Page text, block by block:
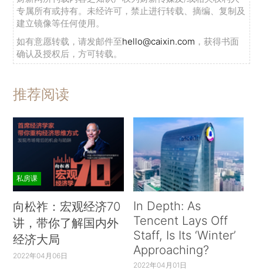
专属所有或持有。未经许可，禁止进行转载、摘编、复制及
建立镜像等任何使用。
如有意愿转载，请发邮件至hello@caixin.com ，获得书面
确认及授权后，方可转载。
推荐阅读
私房课
向松祚：宏观经济70
讲，带你了解国内外
经济大局
2022年04月06日
In Depth: As
Tencent Lays Off
Staff, Is Its ‘Winter’
Approaching?
2022年04月01日